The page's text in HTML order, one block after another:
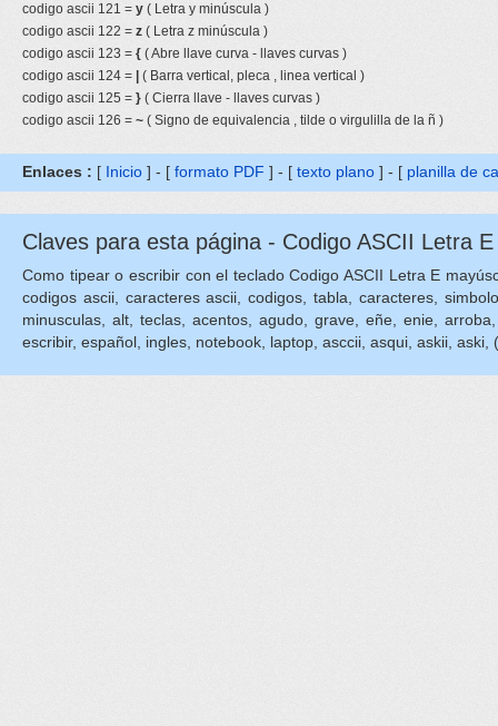
codigo ascii 121 = y ( Letra y minúscula )
codigo ascii 122 = z ( Letra z minúscula )
codigo ascii 123 = { ( Abre llave curva - llaves curvas )
codigo ascii 124 =
( Barra vertical, pleca , linea vertical )
codigo ascii 125 = } ( Cierra llave - llaves curvas )
codigo ascii 126 = ~ ( Signo de equivalencia , tilde o virgulilla de la ñ )
Enlaces : [ Inicio ] - [ formato PDF ] - [ texto plano ] - [ planilla de
Claves para esta página - Codigo ASCII Letra
Como tipear o escribir con el teclado Codigo ASCII Letra E
codigos ascii, caracteres ascii, codigos, tabla, caracteres,
minusculas, alt, teclas, acentos, agudo, grave, eñe, enie,
escribir, español, ingles, notebook, laptop, asccii, asqui, askii, aski,